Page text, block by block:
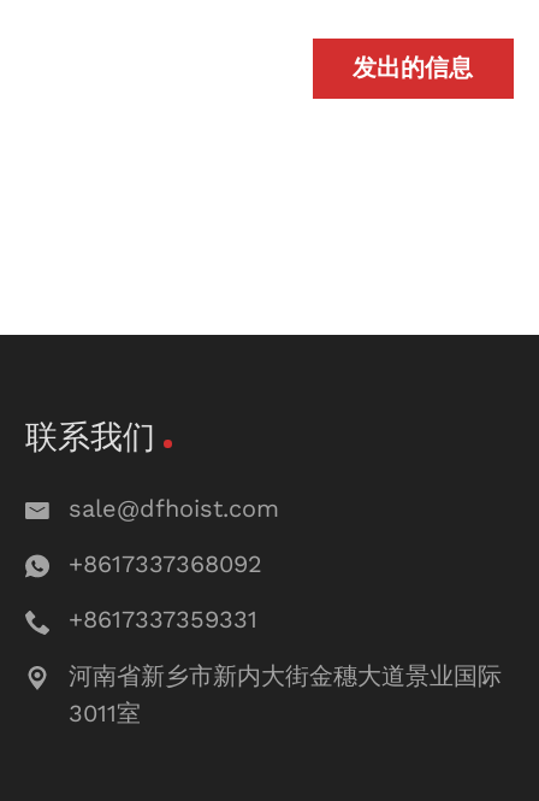
发出的信息
联系我们
sale@dfhoist.com
+8617337368092
+8617337359331
河南省新乡市新内大街金穗大道景业国际
3011室